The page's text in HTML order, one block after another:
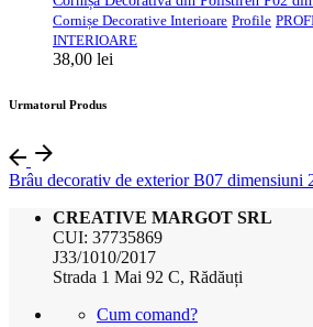
Cornișe Decorative Interioare Profile
INTERIOARE
38,00 lei
Urmatorul Produs
Brâu decorativ de exterior B07 dimensiuni
CREATIVE MARGOT SRL
CUI: 37735869
J33/1010/2017
Strada 1 Mai 92 C, Rădăuți
Cum comand?